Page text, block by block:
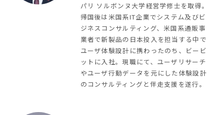
パリ ソルボンヌ大学経営学修士を取得。
帰国後は米国系IT企業でシステム及びビ
ジネスコンサルティング、米国系通販事
業者で新製品の日本投入を担当する中で
ユーザ体験設計に携わったのち、ビービ
ットに入社。現職にて、ユーザリサーチ
やユーザ行動データを元にした体験設計
のコンサルティングと伴走支援を遂行。